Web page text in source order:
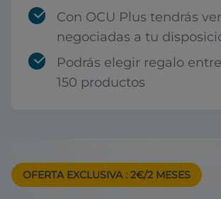
Con OCU Plus tendrás
negociadas a tu
Podrás elegir regalo
150 productos
OFERTA EXCLUSIVA : 2€/2 MESES